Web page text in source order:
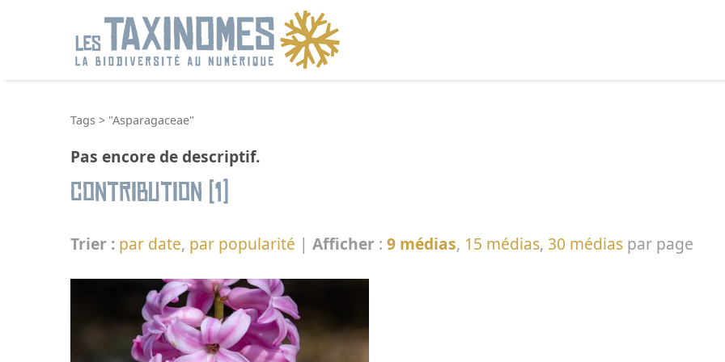
Tags > "Asparagaceae"
Pas encore de descriptif.
Contribution (1)
Trier : par date, par popularité | Afficher : 9 médias, 15 médias, 30 médias par page